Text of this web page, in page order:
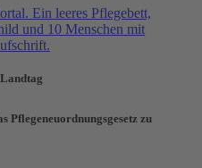
Pflegeneuordnungsgesetz zu